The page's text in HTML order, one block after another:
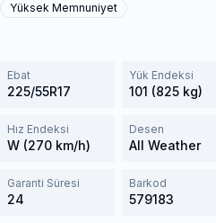
Yüksek Memnuniyet
Ebat
225/55R17
Yük Endeksi
101 (825 kg)
Hız Endeksi
W (270 km/h)
Desen
All Weather
Garanti Süresi
24
Barkod
579183